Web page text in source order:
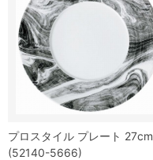
プロスタイル プレート 27cm
(52140-5666)